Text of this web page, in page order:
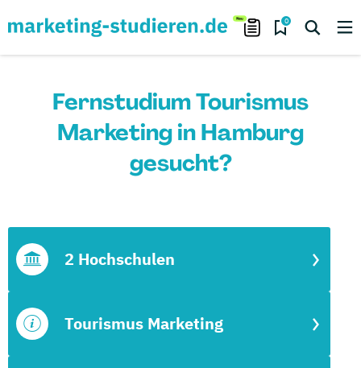
0
Fernstudium Tourismus
Marketing in Hamburg
gesucht?
Tourismus Marketing
2 Hochschulen